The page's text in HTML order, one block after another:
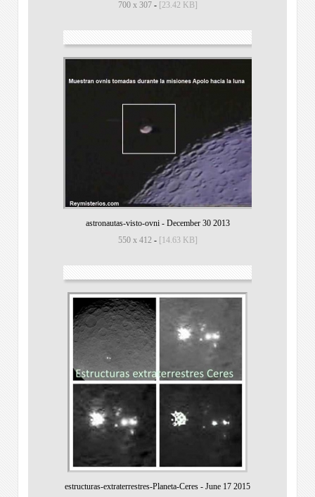
700 x 307- [23.42 KB]
astronautas-visto-ovni- December 30 2013
550 x 412 - [14.63 KB]
estructuras-extraterrestres-Planeta-Ceres - June 17 2015